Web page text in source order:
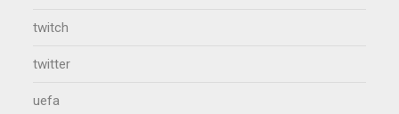
twitch
twitter
uefa